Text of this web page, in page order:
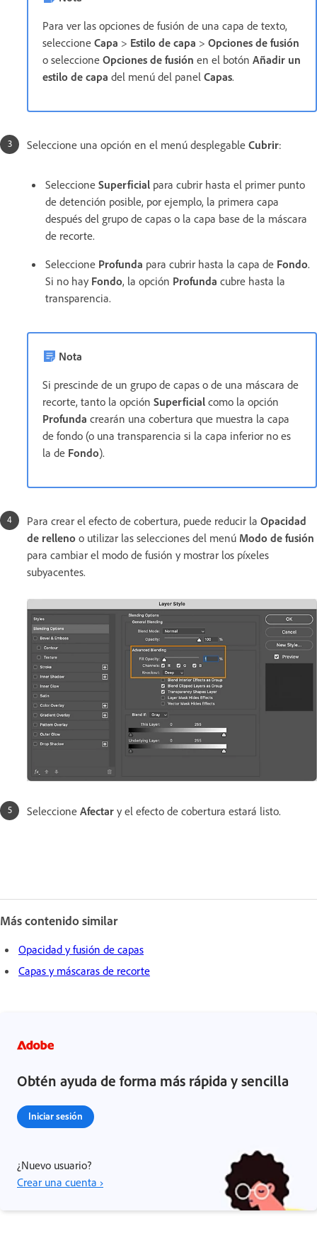
Para ver las opciones de fusión de una capa de texto,
seleccione Capa > Estilo de capa > Opciones de fusión
o seleccione Opciones de fusión en el botón Añadir un
estilo de capa del menú del panel Capas.
Seleccione una opción en el menú desplegable Cubrir:
Seleccione Superficial para cubrir hasta el primer punto
de detención posible, por ejemplo, la primera capa
después del grupo de capas o la capa base de la máscara
de recorte.
Seleccione Profunda para cubrir hasta la capa de Fondo.
Si no hay Fondo, la opción Profunda cubre hasta la
transparencia.
Nota
Si prescinde de un grupo de capas o de una máscara de
recorte, tanto la opción Superficial como la opción
Profunda crearán una cobertura que muestra la capa
de fondo (o una transparencia si la capa inferior no es
la de Fondo).
Para crear el efecto de cobertura, puede reducir la Opacidad
de relleno o utilizar las selecciones del menú Modo de fusión
para cambiar el modo de fusión y mostrar los píxeles
subyacentes.
Seleccione Afectar y el efecto de cobertura estará listo.
Más contenido similar
Opacidad y fusión de capas
Capas y máscaras de recorte
Obtén ayuda de forma más rápida y sencilla
Iniciar sesión
¿Nuevo usuario?
Crear una cuenta ›